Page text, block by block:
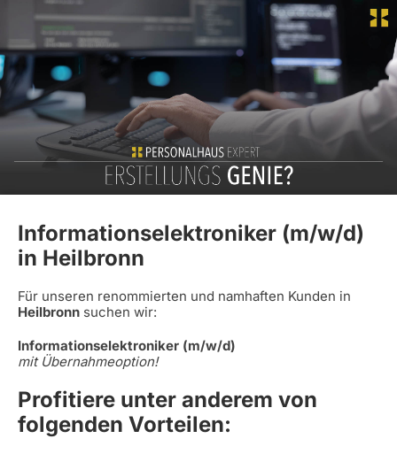
Informationselektroniker (m/w/d)
in Heilbronn
Für unseren renommierten und namhaften Kunden in
Heilbronn suchen wir:
Informationselektroniker (m/w/d)
mit Übernahmeoption!
Profitiere unter anderem von
folgenden Vorteilen: